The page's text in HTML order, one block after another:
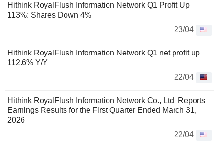
Hithink RoyalFlush Information Network Q1 Profit Up
113%; Shares Down 4%
23/04
Hithink RoyalFlush Information Network Q1 net profit up
112.6% Y/Y
22/04
Hithink RoyalFlush Information Network Co., Ltd. Reports
Earnings Results for the First Quarter Ended March 31,
2026
22/04